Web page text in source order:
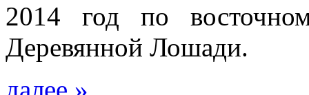
2014 год по
Деревянной Лошади.
далее »